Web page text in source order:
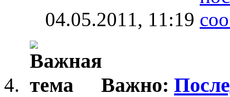
04.05.2011, 11:19
Важно: